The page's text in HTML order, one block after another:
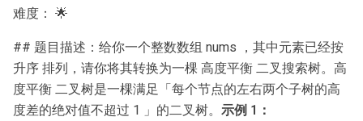
难度： 🌟
## 题目描述：给你一个整数数组 nums ，其中元素已经按
升序 排列，请你将其转换为一棵 高度平衡 二叉搜索树。高
度平衡 二叉树是一棵满足「每个节点的左右两个子树的高
度差的绝对值不超过 1 」的二叉树。 示例 1：